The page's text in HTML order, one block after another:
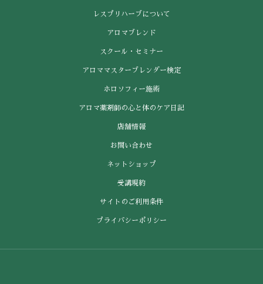
レスプリハーブについて
アロマブレンド
スクール・セミナー
アロママスターブレンダー検定
ホロソフィー施術
アロマ薬剤師の心と体のケア日記
店舗情報
お問い合わせ
ネットショップ
受講規約
サイトのご利用条件
プライバシーポリシー